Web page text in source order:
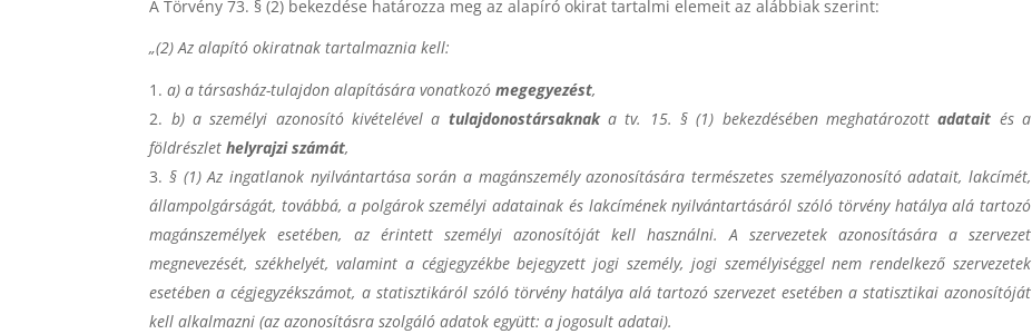
A Törvény 73. § (2) bekezdése határozza meg az alapíró okirat tartalmi elemeit az alábbiak szerint:
„(2) Az alapító okiratnak tartalmaznia kell:
a) a társasház-tulajdon alapítására vonatkozómegegyezést,
b) a személyi azonosító kivételével a tulajdonostársaknaka tv. 15. § (1) bekezdésében meghatározottadatait és a
földrészlethelyrajzi számát,
§ (1) Az ingatlanok nyilvántartása során a magánszemély azonosítására természetes személyazonosító adatait, lakcímét,
állampolgárságát, továbbá, a polgárok személyi adatainak és lakcímének nyilvántartásáról szóló törvény hatálya alá tartozó
magánszemélyek esetében, az érintett személyi azonosítóját kell használni. A szervezetek azonosítására a szervezet
megnevezését, székhelyét, valamint a cégjegyzékbe bejegyzett jogi személy, jogi személyiséggel nem rendelkező szervezetek
esetében a cégjegyzékszámot, a statisztikáról szóló törvény hatálya alá tartozó szervezet esetében a statisztikai azonosítóját
kell alkalmazni (az azonosításra szolgáló adatok együtt: a jogosult adatai).